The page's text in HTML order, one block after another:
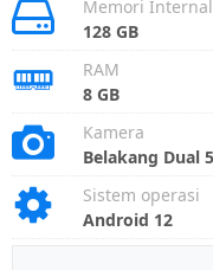
Memori Internal
128 GB
RAM
8 GB
Kamera
Belakang Dual
Sistem operasi
Android 12